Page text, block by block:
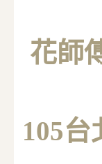
花師
105